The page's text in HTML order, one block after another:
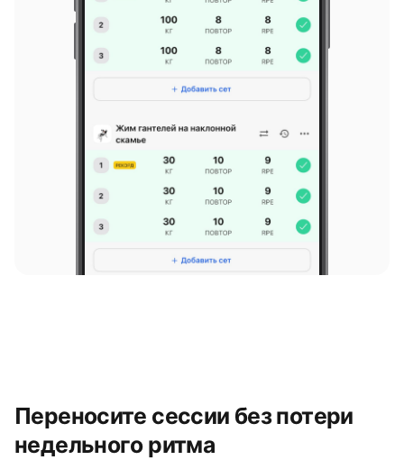
Переносите сессии без потери
недельного ритма